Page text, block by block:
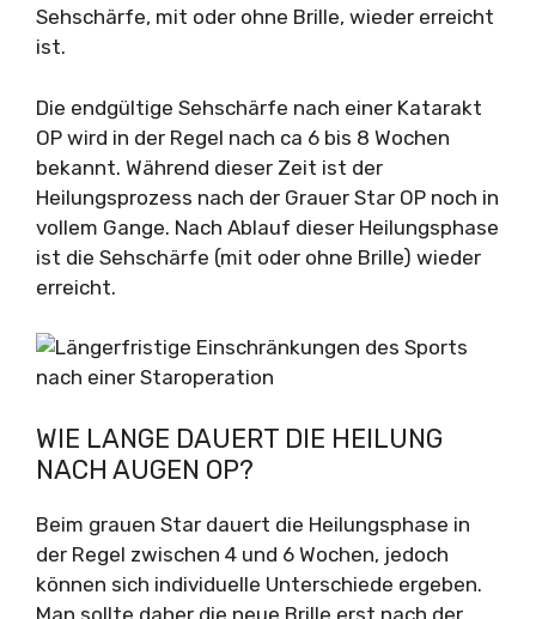
Sehschärfe, mit oder ohne Brille, wieder erreicht
ist.
Die endgültige Sehschärfe nach einer Katarakt
OP wird in der Regel nach ca 6 bis 8 Wochen
bekannt. Während dieser Zeit ist der
Heilungsprozess nach der Grauer Star OP noch in
vollem Gange. Nach Ablauf dieser Heilungsphase
ist die Sehschärfe (mit oder ohne Brille) wieder
erreicht.
WIE LANGE DAUERT DIE HEILUNG
NACH AUGEN OP?
Beim grauen Star dauert die Heilungsphase in
der Regel zwischen 4 und 6 Wochen, jedoch
können sich individuelle Unterschiede ergeben.
Man sollte daher die neue Brille erst nach der